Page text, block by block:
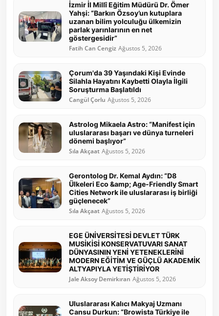
İzmir İl Millî Eğitim Müdürü Dr. Ömer
Yahşi: “Barkın Özsoy’un kutuplara
uzanan bilim yolculuğu ülkemizin
parlak yarınlarının en net
göstergesidir”
Fatih Can Cengiz Ağustos 5, 2026
Çorum'da 39 Yaşındaki Kişi Evinde
Silahla Hayatını Kaybetti Olayla İlgili
Soruşturma Başlatıldı
Cangül Çorlu Ağustos 5, 2026
Astrolog Mikaela Astro: “Manifest için
uluslararası başarı ve dünya turneleri
dönemi başlıyor”
Sıla Akçaat Ağustos 5, 2026
Gerontolog Dr. Kemal Aydın: “D8
Ülkeleri Eco &amp; Age-Friendly Smart
Cities Network ile uluslararası iş birliği
güçlenecek”
Sıla Akçaat Ağustos 5, 2026
EGE ÜNİVERSİTESİ DEVLET TÜRK
MUSİKİSİ KONSERVATUVARI SANAT
DÜNYASININ YENİ YETENEKLERİNİ
MODERN EĞİTİM VE GÜÇLÜ AKADEMİK
ALTYAPIYLA YETİŞTİRİYOR
Jale Aksoy Demirkıran Ağustos 5, 2026
Uluslararası Kalıcı Makyaj Uzmanı
Cansu Durkun: “Browista Türkiye ile